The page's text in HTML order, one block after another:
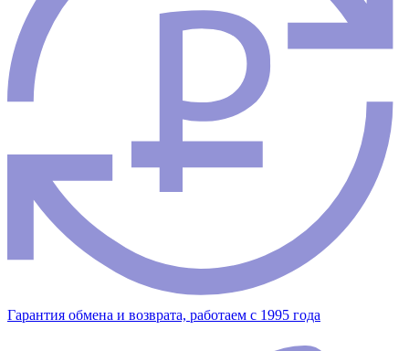
Гарантия обмена и возврата, работаем с 1995 года